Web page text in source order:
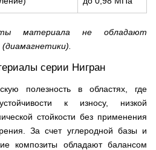
материала не обладают
серии Нигран
полезность в областях, где
к износу, низкой
стойкости без применения
За счет углеродной базы и
композиты обладают балансом